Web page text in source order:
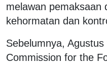
melawan pemaksaan
kehormatan dan
Sebelumnya,
Commission for the